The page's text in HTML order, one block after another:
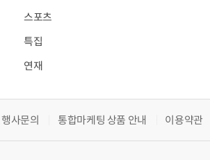
스포츠
특집
연재
행사문의 통합마케팅 상품 안내 이용약관